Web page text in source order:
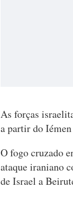
As forças
a partir do
O fogo cruzado
ataque iraniano
de Israel a